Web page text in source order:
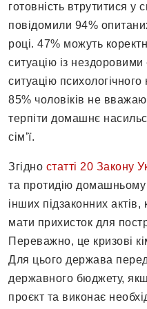
готовність втрутитися у
повідомили 94%
році. 47% можуть
ситуацію із
ситуацію
85% чоловіків не
терпіти домашнє
сім’ї.
Згідно статті 20 Закону
та протидію домашньому
інших підзаконних
мати прихисток для
Переважно, це кризові
Для цього держава
державного бюджету,
проєкт та виконає